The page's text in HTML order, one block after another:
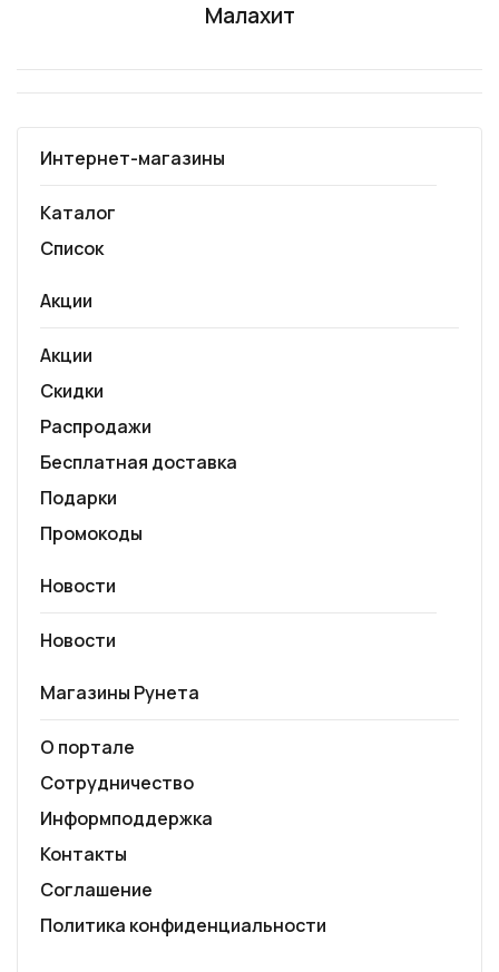
Малахит
Интернет-магазины
Каталог
Список
Акции
Акции
Скидки
Распродажи
Бесплатная доставка
Подарки
Промокоды
Новости
Новости
Магазины Рунета
О портале
Сотрудничество
Информподдержка
Контакты
Соглашение
Политика конфиденциальности